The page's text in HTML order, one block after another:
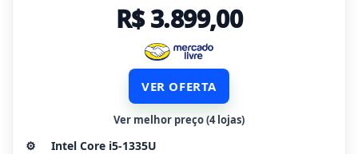
R$ 3.899,00
VER OFERTA
Ver melhor preço (4 lojas)
⚙️
Intel Core i5-1335U